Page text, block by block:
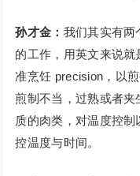
孙才金： 我们其实有两
的工作，用英文来说就
准烹饪 precision，以
煎制不当，过熟或者夹
质的肉类，对温度控
控温度与时间。